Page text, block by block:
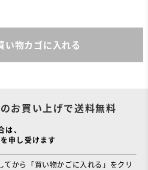
い物カゴに入れる
お買い上げで送料無料
、
申し受けます
から「買い物かごに入れる」をクリ